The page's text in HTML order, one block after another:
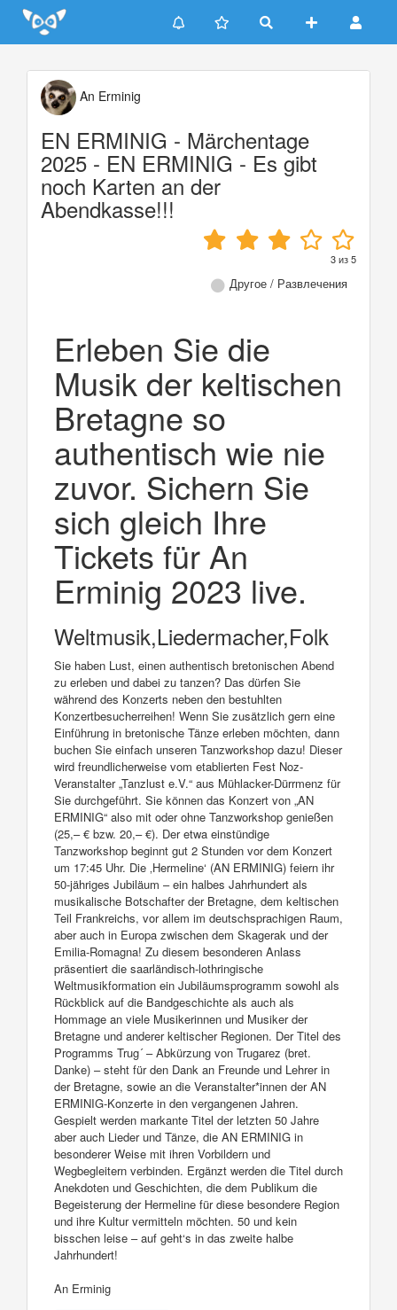
Update cookies preferences
An Erminig
EN ERMINIG - Märchentage
2025 - EN ERMINIG - Es gibt
noch Karten an der
Abendkasse!!!
3из5
Другое / Развлечения
Erleben Sie die
Musik der keltischen
Bretagne so
authentisch wie nie
zuvor. Sichern Sie
sich gleich Ihre
Tickets für An
Erminig 2023 live.
Weltmusik,Liedermacher,Folk
Sie haben Lust, einen authentisch bretonischen Abend
zu erleben und dabei zu tanzen? Das dürfen Sie
während des Konzerts neben den bestuhlten
Konzertbesucherreihen! Wenn Sie zusätzlich gern eine
Einführung in bretonische Tänze erleben möchten, dann
buchen Sie einfach unseren Tanzworkshop dazu! Dieser
wird freundlicherweise vom etablierten Fest Noz-
Veranstalter „Tanzlust e.V.“ aus Mühlacker-Dürrmenz für
Sie durchgeführt. Sie können das Konzert von „AN
ERMINIG“ also mit oder ohne Tanzworkshop genießen
(25,– € bzw. 20,– €). Der etwa einstündige
Tanzworkshop beginnt gut 2 Stunden vor dem Konzert
um 17:45 Uhr. Die ‚Hermeline‘ (AN ERMINIG) feiern ihr
50-jähriges Jubiläum – ein halbes Jahrhundert als
musikalische Botschafter der Bretagne, dem keltischen
Teil Frankreichs, vor allem im deutschsprachigen Raum,
aber auch in Europa zwischen dem Skagerak und der
Emilia-Romagna! Zu diesem besonderen Anlass
präsentiert die saarländisch-lothringische
Weltmusikformation ein Jubiläumsprogramm sowohl als
Rückblick auf die Bandgeschichte als auch als
Hommage an viele Musikerinnen und Musiker der
Bretagne und anderer keltischer Regionen. Der Titel des
Programms Trug´ – Abkürzung von Trugarez (bret.
Danke) – steht für den Dank an Freunde und Lehrer in
der Bretagne, sowie an die Veranstalter*innen der AN
ERMINIG-Konzerte in den vergangenen Jahren.
Gespielt werden markante Titel der letzten 50 Jahre
aber auch Lieder und Tänze, die AN ERMINIG in
besonderer Weise mit ihren Vorbildern und
Wegbegleitern verbinden. Ergänzt werden die Titel durch
Anekdoten und Geschichten, die dem Publikum die
Begeisterung der Hermeline für diese besondere Region
und ihre Kultur vermitteln möchten. 50 und kein
bisschen leise – auf geht‘s in das zweite halbe
Jahrhundert!
An Erminig